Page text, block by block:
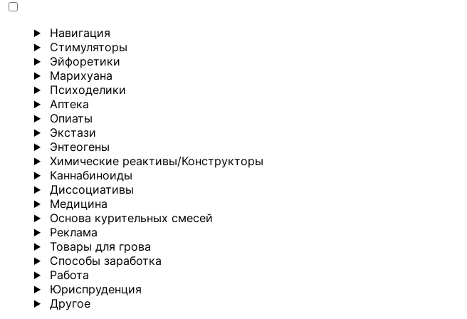
Навигация
Стимуляторы
Эйфоретики
Марихуана
Психоделики
Аптека
Опиаты
Экстази
Энтеогены
Химические реактивы/Конструкторы
Каннабиноиды
Диссоциативы
Медицина
Основа курительных смесей
Реклама
Товары для грова
Способы заработка
Работа
Юриспруденция
Другoе